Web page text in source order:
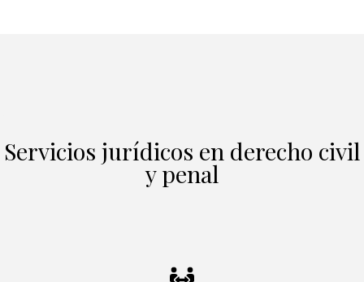
Servicios jurídicos en derecho civil
y penal